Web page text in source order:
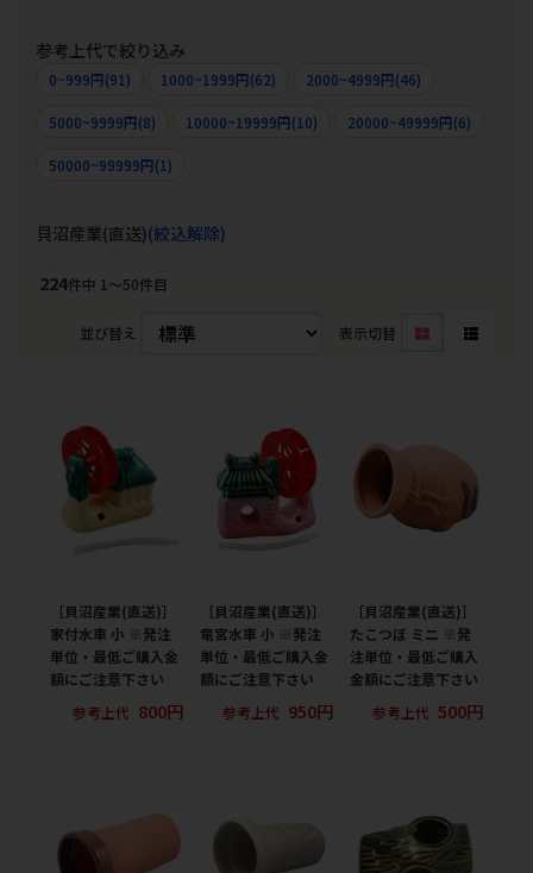
参考上代で絞り込み
0~999円(91) 1000~1999円(62) 2000~4999円(46)
5000~9999円(8) 10000~19999円(10) 20000~49999円(6)
50000~99999円(1)
貝沼産業(直送)(絞込解除)
224件中 1〜50件目
並び替え 表示切替
［貝沼産業(直送)］
家付水車 小 ※発注
単位・最低ご購入金
額にご注意下さい
参考上代 800円
［貝沼産業(直送)］
竜宮水車 小 ※発注
単位・最低ご購入金
額にご注意下さい
参考上代 950円
［貝沼産業(直送)］
たこつぼ ミニ ※発
注単位・最低ご購入
金額にご注意下さい
参考上代 500円